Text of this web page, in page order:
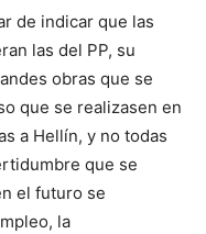
de indicar que las
las del PP, su
obras que se
que se realizasen en
a Hellín, y no todas
que se
el futuro se
la